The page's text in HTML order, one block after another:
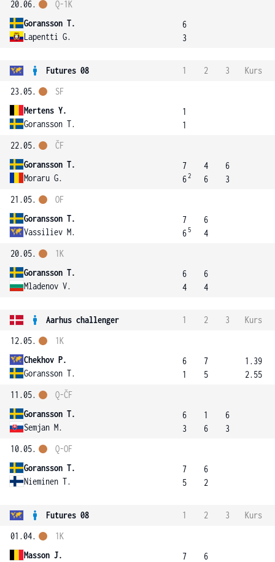
20.06.
Goransson T.
Lapentti G.
Q-1K
6
3
Futures 08 1 2 3
Kurs
23.05.
Mertens Y.
Goransson T.
SF
1
1
22.05.
Goransson T.
Moraru G.
ČF
7
62
4
6
6
3
21.05.
Goransson T.
Vassiliev M.
OF
7
6 5
6
4
20.05.
Goransson T.
Mladenov V.
1K
6
4
6
4
Aarhus challenger 1 2 3
Kurs
12.05.
Chekhov P.
Goransson T.
1K
6
1
7
5
1.39
2.55
11.05.
Goransson T.
Semjan M.
Q-ČF
6
3
1
6
6
3
10.05.
Goransson T.
Nieminen T.
Q-OF
7
5
6
2
Futures 08 1 2 3
Kurs
01.04.
Masson J.
1K
7
6